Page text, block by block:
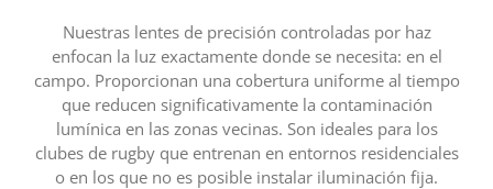
Nuestras lentes de precisión controladas por haz
enfocan la luz exactamente donde se necesita: en el
campo. Proporcionan una cobertura uniforme al tiempo
que reducen significativamente la contaminación
lumínica en las zonas vecinas. Son ideales para los
clubes de rugby que entrenan en entornos residenciales
o en los que no es posible instalar iluminación fija.